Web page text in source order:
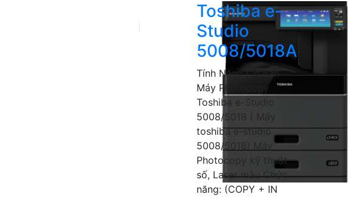
Toshiba e-
Studio
5008/5018A
Tính Năng Cơ Bản
Máy Photocopy
Toshiba e-Studio
5008/5018 ( Máy
toshiba e-studio
5008/5018) Máy
Photocopy kỹ thuật
số, Laser màu Chức
năng: (COPY + IN